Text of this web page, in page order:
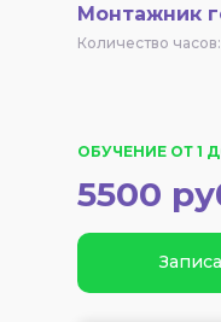
Монтажник
Количество
ОБУЧЕНИЕ ОТ 1
5500